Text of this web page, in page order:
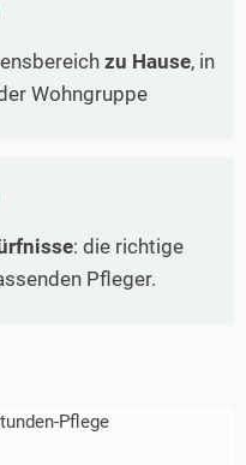
zu Hause, in
Wohngruppe
: die richtige
Pfleger.
Pflege